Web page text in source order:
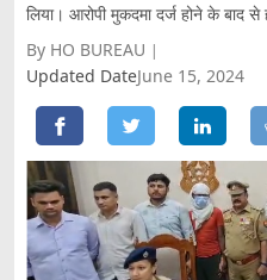
लिया। आरोपी मुकदमा दर्ज होने के बाद से
By HO BUREAU
Updated DateJune 15, 2024